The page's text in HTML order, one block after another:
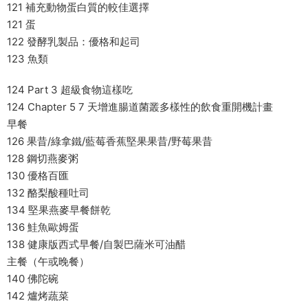
121 補充動物蛋白質的較佳選擇
121 蛋
122 發酵乳製品：優格和起司
123 魚類
124 Part 3 超級食物這樣吃
124 Chapter 5 7 天增進腸道菌叢多樣性的飲食重開機計畫
早餐
126 果昔/綠拿鐵/藍莓香蕉堅果果昔/野莓果昔
128 鋼切燕麥粥
130 優格百匯
132 酪梨酸種吐司
134 堅果燕麥早餐餅乾
136 鮭魚歐姆蛋
138 健康版西式早餐/自製巴薩米可油醋
主餐（午或晚餐）
140 佛陀碗
142 爐烤蔬菜